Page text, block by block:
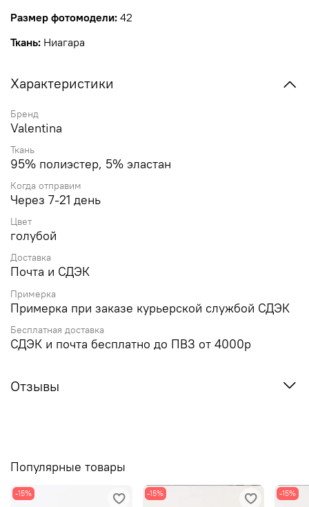
Размер фотомодели: 42
Ткань: Ниагара
Характеристики
Бренд
Valentina
Ткань
95% полиэстер, 5% эластан
Когда отправим
Через 7-21 день
Цвет
голубой
Доставка
Почта и СДЭК
Примерка
Примерка при заказе курьерской службой СДЭК
Бесплатная доставка
СДЭК и почта бесплатно до ПВЗ от 4000р
Отзывы
Популярные товары
-15% -15% -15%